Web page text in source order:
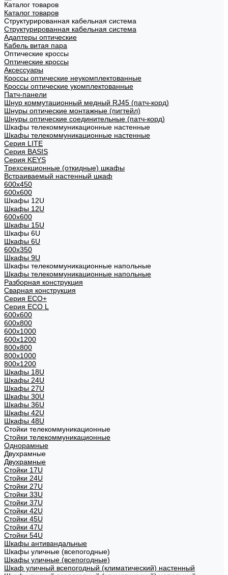
Каталог товаров
Каталог товаров
Структурированная кабельная система
Структурированная кабельная система
Адаптеры оптические
Кабель витая пара
Оптические кроссы
Оптические кроссы
Аксессуары
Кроссы оптические неукомплектованные
Кроссы оптические укомплектованные
Патч-панели
Шнур коммутационный медный RJ45 (патч-корд)
Шнуры оптические монтажные (пигтейл)
Шнуры оптические соединительные (патч-корд)
Шкафы телекоммуникационные настенные
Шкафы телекоммуникационные настенные
Cерия LITE
Cерия BASIS
Cерия KEYS
Трехсекционные (откидные) шкафы
Встраиваемый настенный шкаф
600x450
600x600
Шкафы 12U
Шкафы 12U
600x600
Шкафы 15U
Шкафы 6U
Шкафы 6U
600x350
Шкафы 9U
Шкафы телекоммуникационные напольные
Шкафы телекоммуникационные напольные
Разборная конструкция
Сварная конструкция
Серия ECO+
Серия ECO L
600x600
600x800
600х1000
600х1200
800x800
800х1000
800х1200
Шкафы 18U
Шкафы 24U
Шкафы 27U
Шкафы 30U
Шкафы 36U
Шкафы 42U
Шкафы 48U
Стойки телекоммуникационные
Стойки телекоммуникационные
Однорамные
Двухрамные
Двухрамные
Стойки 17U
Стойки 24U
Стойки 27U
Стойки 33U
Стойки 37U
Стойки 42U
Стойки 45U
Стойки 47U
Стойки 54U
Шкафы антивандальные
Шкафы уличные (всепогодные)
Шкафы уличные (всепогодные)
Шкаф уличный всепогодный (климатический) настенный